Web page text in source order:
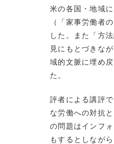
米の各国・地域
（「家事労働者
した。また「方
見にもとづきな
域的文脈に埋め
た。
評者による講評
な労働への対抗
の問題はインフ
もするとしなが